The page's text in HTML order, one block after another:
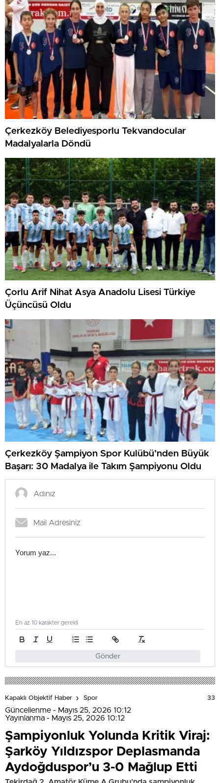
Çerkezköy Belediyesporlu Tekvandocular
Madalyalarla Döndü
Çorlu Arif Nihat Asya Anadolu Lisesi Türkiye
Üçüncüsü Oldu
Çerkezköy Şampiyon Spor Kulübü’nden Büyük
Başarı: 30 Madalya ile Takım Şampiyonu Oldu
Gönder
En az 10 karakter gerekli
Kapaklı Objektif Haber Spor 33
Güncellenme - Mayıs 25, 2026 10:12
Yayınlanma - Mayıs 25, 2026 10:12
Şampiyonluk Yolunda Kritik Viraj:
Şarköy Yıldızspor Deplasmanda
Aydoğduspor’u 3-0 Mağlup Etti